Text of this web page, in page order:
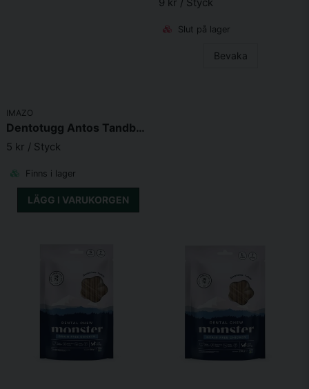
Skicka fråga
IMAZO
Dentotugg Antos Tandborste 5cm
5 kr / Styck
Finns i lager
LÄGG I VARUKORGEN
Slut på lager
Bevaka